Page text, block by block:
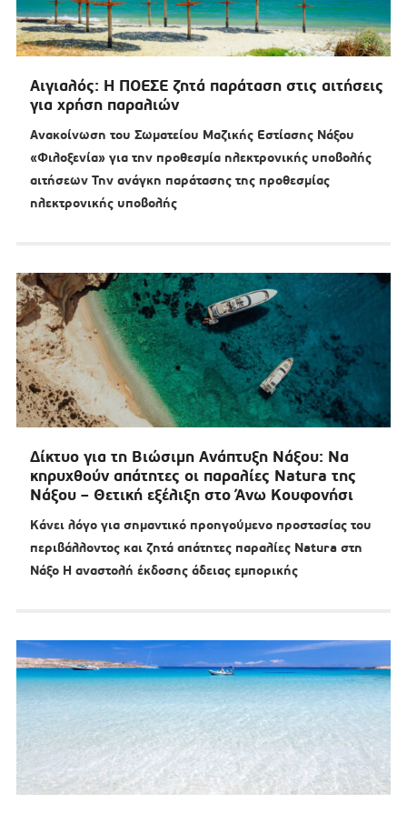
Αιγιαλός: Η ΠΟΕΣΕ ζητά παράταση στις αιτήσεις
για χρήση παραλιών
Ανακοίνωση του Σωματείου Μαζικής Εστίασης Νάξου
«Φιλοξενία» για την προθεσμία ηλεκτρονικής υποβολής
αιτήσεων Την ανάγκη παράτασης της προθεσμίας
ηλεκτρονικής υποβολής
Δίκτυο για τη Βιώσιμη Ανάπτυξη Νάξου: Να
κηρυχθούν απάτητες οι παραλίες Natura της
Νάξου – Θετική εξέλιξη στο Άνω Κουφονήσι
Κάνει λόγο για σημαντικό προηγούμενο προστασίας του
περιβάλλοντος και ζητά απάτητες παραλίες Natura στη
Νάξο Η αναστολή έκδοσης άδειας εμπορικής